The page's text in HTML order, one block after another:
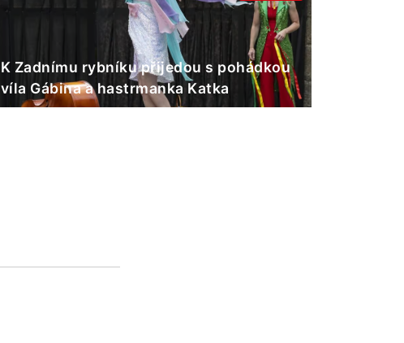
K Zadnímu rybníku přijedou s pohádkou
víla Gábina a hastrmanka Katka